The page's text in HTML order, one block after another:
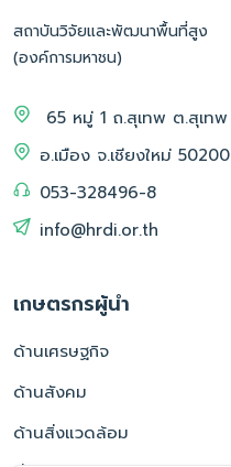
สถาบันวิจัยและพัฒนาพื้นที่สูง
(องค์การมหาชน)
65 หมู่ 1 ถ.สุเทพ ต.สุเทพ
อ.เมือง จ.เชียงใหม่ 50200
053-328496-8
info@hrdi.or.th
เกษตรกรผู้นำ
ด้านเศรษฐกิจ
ด้านสังคม
ด้านสิ่งแวดล้อม